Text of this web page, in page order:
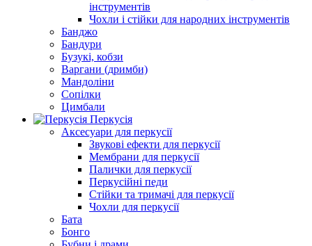
інструментів
Чохли і стійки для народних інструментів
Банджо
Бандури
Бузукі, кобзи
Варгани (дримби)
Мандоліни
Сопілки
Цимбали
Перкусія
Аксесуари для перкусії
Звукові ефекти для перкусії
Мембрани для перкусії
Палички для перкусії
Перкусійні педи
Стійки та тримачі для перкусії
Чохли для перкусії
Бата
Бонго